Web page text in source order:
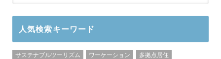
人気検索キーワード
サステナブルツーリズム ワーケーション
多拠点居住